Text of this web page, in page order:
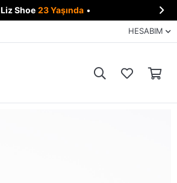
Liz Shoe 23 Yaşında • 
HESABIM